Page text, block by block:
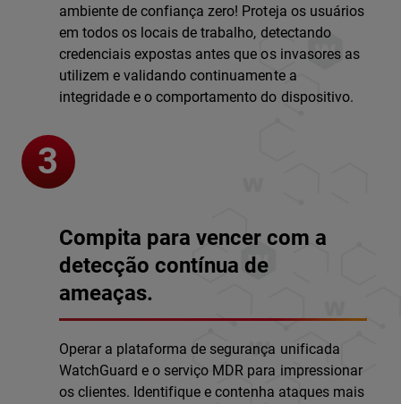
ambiente de confiança zero! Proteja os usuários
em todos os locais de trabalho, detectando
credenciais expostas antes que os invasores as
utilizem e validando continuamente a
integridade e o comportamento do dispositivo.
Compita para vencer com a
detecção contínua de
ameaças.
Operar a plataforma de segurança unificada
WatchGuard e o serviço MDR para impressionar
os clientes. Identifique e contenha ataques mais